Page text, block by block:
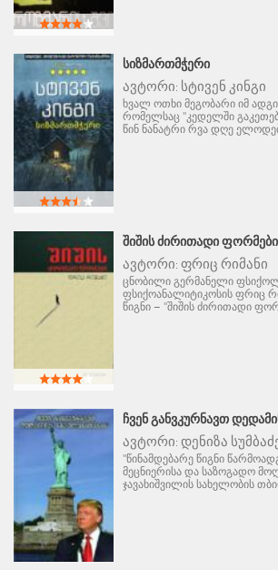
ᲡᲘᲖᲛᲐᲠᲗᲛᲭᲔᲠᲘ
ავტორი: სტივენ კინგი
ხვალ ოთხი მეგობარი იმ
რომელსაც "კედელში
წინ ნანატრი რვა დღე
ᲨᲘᲨᲘᲡ ᲫᲘᲠᲘᲗᲐᲓᲘ ᲤᲝᲠᲛᲔᲑᲘ
ავტორი: ფრიც რიმანი
ცნობილი გერმანელი
ფსიქოანალიტიკოსის ფრიც
წიგნი – "შიშის ძირითადი
ᲩᲕᲔᲜ ᲒᲐᲜᲕᲙᲣᲠᲜᲐᲕᲗ
ავტორი: დენიზა
"წინამდებარე წიგნი
მეცნიერისა და საზოგადო
ჯავახიშვილის სახელობის